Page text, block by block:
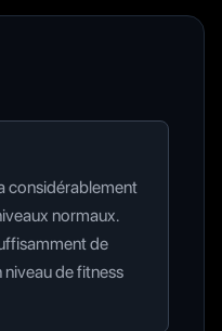
considérablement
normaux.
de
de fitness